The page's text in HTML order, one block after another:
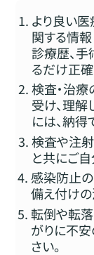
より良い
関する情報
診療歴、手
るだけ正
検査・治療
受け、理解
には、納得
検査や注
と共にご
感染防止
備え付け
転倒や転
がりに不安
さい。